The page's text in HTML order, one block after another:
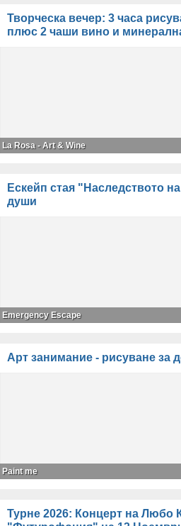
Творческа вечер: 3 часа
плюс 2 чаши вино и
La Rosa - Art & Wine
Ескейп стая "Наследството
души
Emergency Escape
Арт занимание - рисуване за
Paint me
Турне 2026: Концерт на Любо